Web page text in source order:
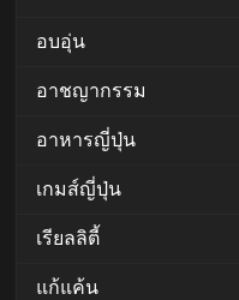
อบอุ่น
อาชญากรรม
อาหารญี่ปุ่น
เกมส์ญี่ปุ่น
เรียลลิตี้
แก้แค้น